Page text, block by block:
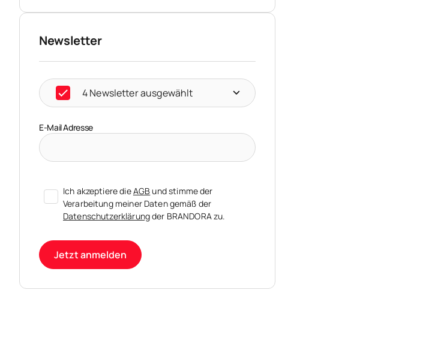
Newsletter
4 Newsletter ausgewählt
E-Mail Adresse
Ich akzeptiere dieAGBund stimme der
Verarbeitung meiner Daten gemäß der
Datenschutzerklärungder BRANDORA zu.
Jetzt anmelden